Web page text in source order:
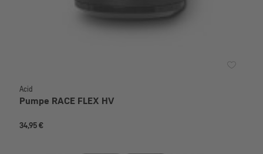
Acid
Pumpe RACE FLEX HV
34,95 €